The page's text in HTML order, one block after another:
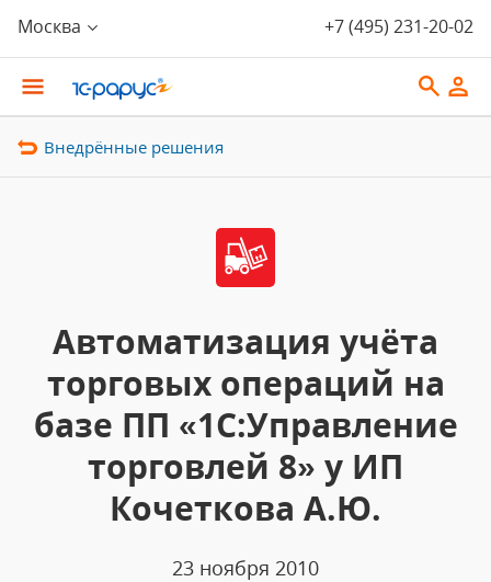
Москва +7 (495) 231-20-02
Внедрённые решения
Автоматизация учёта
торговых операций на
базе ПП «1С:Управление
торговлей 8» у ИП
Кочеткова А.Ю.
23 ноября 2010